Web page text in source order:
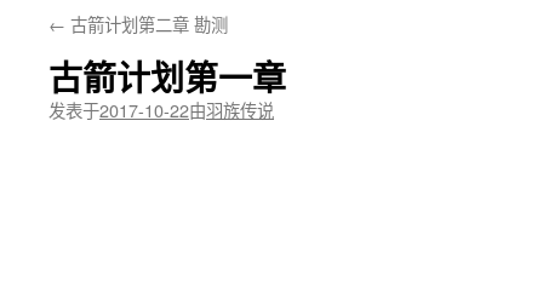
文← 古箭计划第二章 勘测
古箭计划第一章
发表于2017-10-22由羽族传说